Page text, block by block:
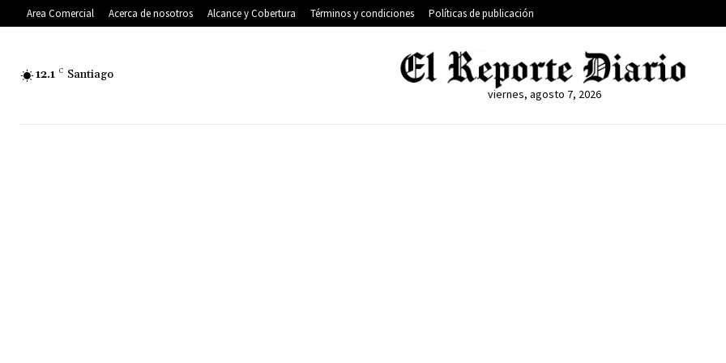
Area Comercial Acerca de nosotros Alcance y Cobertura Términos y condiciones Políticas de publicación
12.1 C Santiago
viernes, agosto 7, 2026